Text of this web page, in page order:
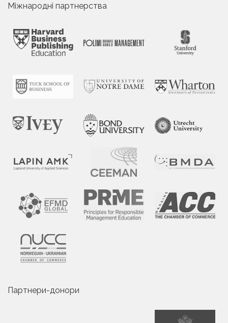
Міжнародні партнерства
Партнери-донори